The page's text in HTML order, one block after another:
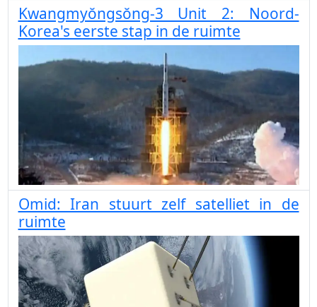
Kwangmyŏngsŏng-3 Unit 2: Noord-
Korea's eerste stap in de ruimte
Omid: Iran stuurt zelf satelliet in de
ruimte